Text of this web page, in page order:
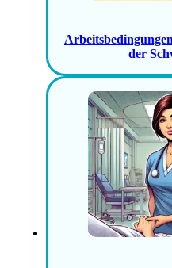
der